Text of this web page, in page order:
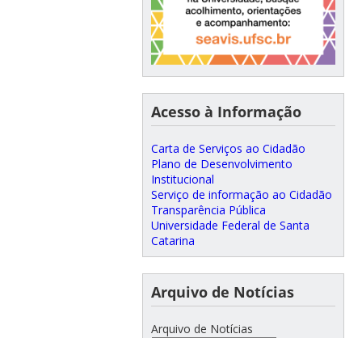
Acesso à Informação
Carta de Serviços ao Cidadão
Plano de Desenvolvimento
Institucional
Serviço de informação ao Cidadão
Transparência Pública
Universidade Federal de Santa
Catarina
Arquivo de Notícias
Arquivo de Notícias